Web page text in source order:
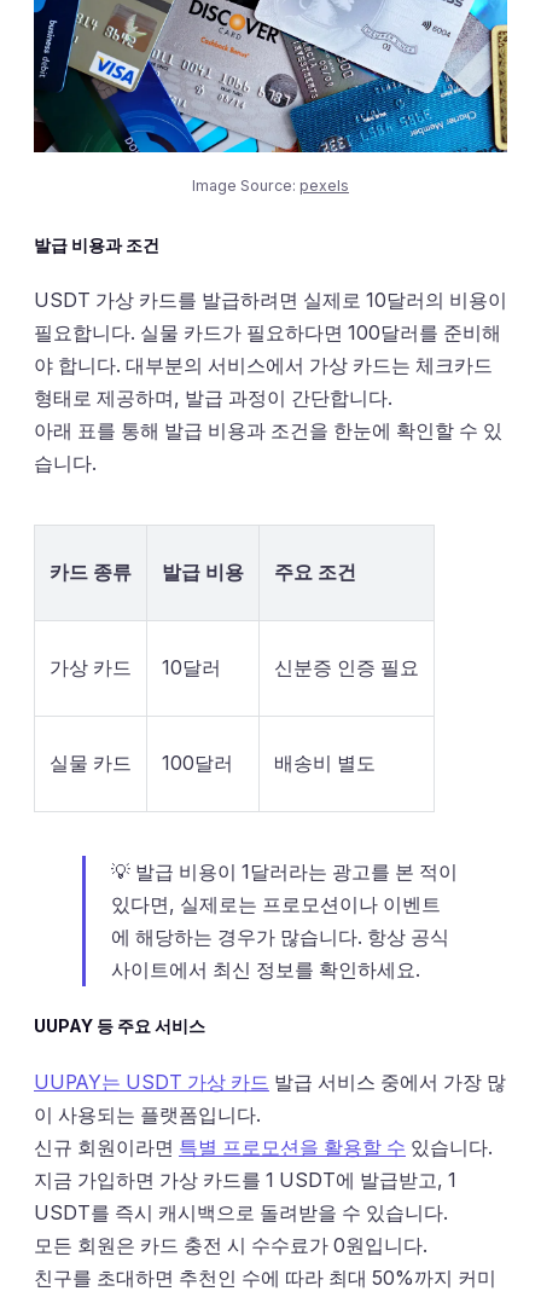
Image Source: pexels
발급 비용과 조건
USDT 가상 카드를 발급하려면 실제로 10달러의 비용이
필요합니다. 실물 카드가 필요하다면 100달러를 준비해
야 합니다. 대부분의 서비스에서 가상 카드는 체크카드
형태로 제공하며, 발급 과정이 간단합니다.
아래 표를 통해 발급 비용과 조건을 한눈에 확인할 수 있
습니다.
카드 종류 발급 비용 주요 조건
가상 카드 10달러 신분증 인증 필요
실물 카드 100달러 배송비 별도
💡 발급 비용이 1달러라는 광고를 본 적이
있다면, 실제로는 프로모션이나 이벤트
에 해당하는 경우가 많습니다. 항상 공식
사이트에서 최신 정보를 확인하세요.
UUPAY 등 주요 서비스
UUPAY는 USDT 가상 카드 발급 서비스 중에서 가장 많
이 사용되는 플랫폼입니다.
신규 회원이라면 특별 프로모션을 활용할 수 있습니다.
지금 가입하면 가상 카드를 1 USDT에 발급받고, 1
USDT를 즉시 캐시백으로 돌려받을 수 있습니다.
모든 회원은 카드 충전 시 수수료가 0원입니다.
친구를 초대하면 추천인 수에 따라 최대 50%까지 커미